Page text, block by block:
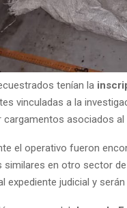
tenían la
vinculadas a la
cargamentos asociados
el operativo fueron
en otro sector
expediente judicial y